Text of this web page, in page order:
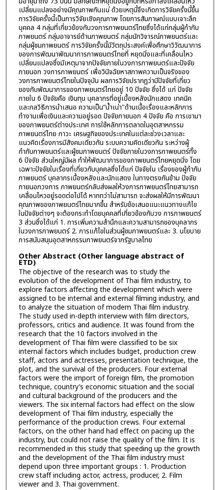
เปลี่ยนแปลงอย่างมีคุณภาพกันแน่ ด้วยเหตุนี้จึงเกิดการวิจัยครั้งนี้ขึ้น
การวิจัยครั้งนี้เป็นการวิจัยเชิงคุณภาพ โดยการสัมภาษณ์แบบเจาะลึก
บุคคล 4 กลุ่มที่เกี่ยวข้องกับวงการภาพยนตร์ไทยซึ่งได้แก่กลุ่มผู้กำกับ
ภาพยนตร์ กลุ่มอาจารย์ด้านภาพยนตร์ กลุ่มนักวิจารณ์ภาพยนตร์และ
กลุ่มผู้ชมภาพยนตร์ การวิจัยครั้งนี้มีวัตถุประสงค์เพื่อศึกษาวิวัฒนาการ
ของการพัฒนาพัฒนาการภาพยนตร์ไทยที่ หยุดนิ่งและที่เคลื่อนไหว
เปลี่ยนแปลงซึ่งมีเหตุมาจากปัจจัยภายในวงการภาพยนตร์และปัจจัย
ภายนอก วงการภาพยนตร์ เพื่อวินิจฉัยหาสภาพความเป็นจริงของ
วงการภาพยนตร์ไทยในปัจจุบัน ผลการวิจัยปรากฏว่ามีปัจจัยที่เกี่ยว
ของกับพัฒนาการของภาพยนตร์ไทยอยู่ 10 ปัจจัย ซึ่งได้ แก่ ปัจจัย
ภายใน 6 ปัจจัยคือ เงินทุน บุคลากรที่อยู่เบื้องหลังนักแสดง เทคนิค
และกลวิธีการนำเสนอ ความเป็น“น้ำเน่า"ด้านเนื้อเรื่องและหลักการ
ทำงานเพื่อเงินและความอยู่รอด ปัจจัยภายนอก 4 ปัจจัย คือ การเขามา
ของภาพยนตร์ต่างประเทศ การใช้หลักการตลาดในอุตสาหกรรม
ภาพยนตร์ไทย ภาวะ เศรษฐกิจของประเทศในแต่ละช่วงเวลาและ
แนวคิดเรื่องการมีสังคมเดียวกัน ระบบความคิดเดียวกัน ระหว่างผู้
กำกับภาพยนตร์และผู้ชมภาพยนตร์ ปัจจัยภายในวงการภาพยนตร์ทั้ง
6 ปัจจัย ส่วนใหญ่มีผล ทำให้พัฒนาการของภาพยนตร์ไทยหยุดนิ่ง โดย
เฉพาะปัจจัยในเรื่องที่เกี่ยวกับบุคคลซึ่งได้แก่ ปัจจัยใน เรื่องของผู้กำกับ
ภาพยนตร์ บุคลากรเบื้องหลังและนักแสดง ในทางตรงกันข้าม ปัจจัย
ภายนอกวงการ ภาพยนตร์กลับส่งผลให้วงการภาพยนตร์ไทยสามารถ
เคลื่อนไหวอยู่รอดต่อไปได้ หากทว่าไม่สามารถ จะส่งผลให้มีการพัฒนา
คุณภาพของภาพยนตร์ไทยมากขึ้น สำหรับข้อเสนอแนะแนวทางแก้ไข
ในปัจจัยต่างๆ จะต้องกระทำโดยบุคคลที่เกี่ยวข้องกับวง การภาพยนตร์
3 ส่วนซึ่งได้แก่ 1. การเพิ่มความสำนึกและความสามารถของบุคลากร
ในวงการภาพยนตร์ 2. การแก้ไขในส่วนผู้ชมภาพยนตร์และ 3. นโยบาย
การสนับสนุนอุตสาหกรรมภาพยนตร์จากรัฐบาลไทย
Other Abstract (Other language abstract of
ETD)
The objective of the research was to study the
evolution of the development of Thai film industry, to
explore factors affecting the development which were
assigned to be internal and external filming industry, and
to analyze the situation of modem Thai film industry.
The study used in-depth interview with film directors,
professors, critics and audience. It was found from the
research that the 10 factors involved in the
development of Thai film were classified to be six
internal factors which includes budget, production crew
staff, actors and actresses, presentation technique, the
plot, and the survival of the producers. Four external
factors were the import of foreign film, the promotion
technique, country’s economic situation and the social
and cultural background of the producers and the
viewers. The six internal factors had effect on the slow
development of Thai film industry, especially the
performance of the production crews. Four external
factors, on the other hand had effect on pacing up the
industry, but could not raise the quality of the film. It is
recommended in this study that speeding up the growth
and the development of the Thai film industry must
depend upon three important groups : 1. Production
crew staff including actor, actress, producer, 2. Film
viewer and 3. Thai government.